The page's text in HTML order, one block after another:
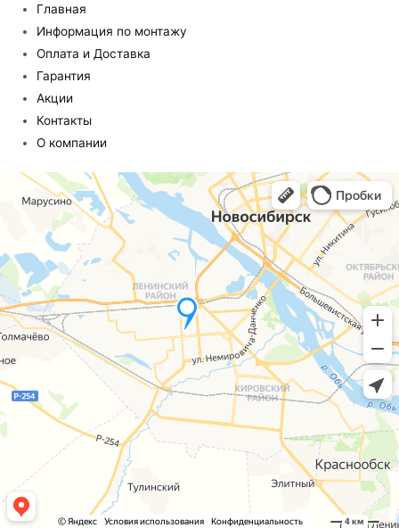
Главная
Информация по монтажу
Оплата и Доставка
Гарантия
Акции
Контакты
О компании